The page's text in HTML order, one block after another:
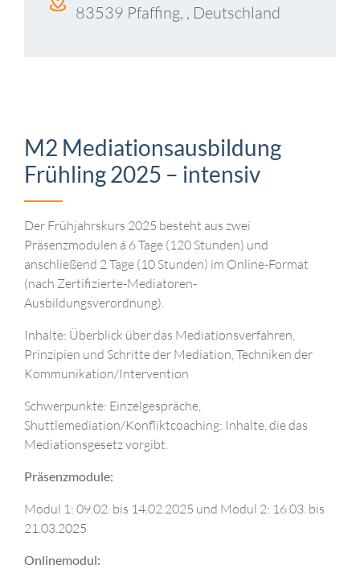
83539 Pfaffing, , Deutschland
M2 Mediationsausbildung
Frühling 2025 – intensiv
Der Frühjahrskurs 2025 besteht aus zwei
Präsenzmodulen á 6 Tage (120 Stunden) und
anschließend 2 Tage (10 Stunden) im Online-Format
(nach Zertifizierte-Mediatoren-
Ausbildungsverordnung).
Inhalte: Überblick über das Mediationsverfahren,
Prinzipien und Schritte der Mediation, Techniken der
Kommunikation/Intervention
Schwerpunkte: Einzelgespräche,
Shuttlemediation/Konfliktcoaching: Inhalte, die das
Mediationsgesetz vorgibt.
Präsenzmodule:
Modul 1: 09.02. bis 14.02.2025 und Modul 2: 16.03. bis
21.03.2025
Onlinemodul: